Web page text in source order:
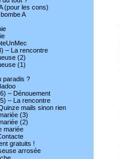
(pour les cons)
A
– La rencontre
(2)
(1)
paradis ?
– Dénouement
– La rencontre
mails sinon rien
(3)
(2)
mariée
gratuits !
arrosée